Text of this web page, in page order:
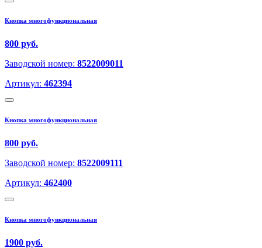
Кнопка многофункциональная
800 руб.
Заводской номер: 8522009011
Артикул: 462394
Кнопка многофункциональная
800 руб.
Заводской номер: 8522009111
Артикул: 462400
Кнопка многофункциональная
1900 руб.